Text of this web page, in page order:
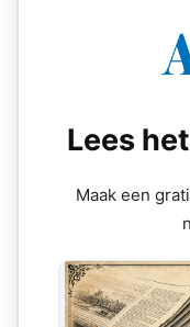
Lees
Maak een